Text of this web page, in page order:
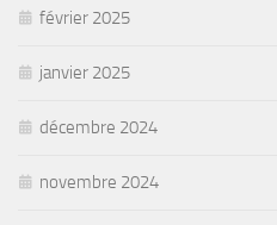
février 2025
janvier 2025
décembre 2024
novembre 2024